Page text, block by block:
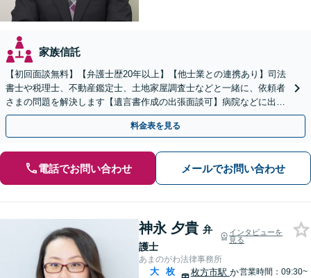
家族信託
【初回面談無料】【弁護士歴20年以上】【他士業との連携あり】司法
書士や税理士、不動産鑑定士、土地家屋調査士などと一緒に、依頼者
さまの問題を解決します【遺言書作成の出張面談可】病院などに出張
します。適宜公証人も呼び、対応します【枚方市駅6分】
料金表を見る
電話でお問い合わせ メールでお問い合わせ
神永 夕貴 弁
護士
インタビューを
見る
あまのがわ法律事務所
大
枚
枚方市駅 か営業時間：09:30~